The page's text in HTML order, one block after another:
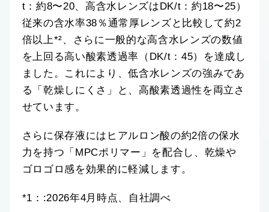
t：約8〜20、高含水レンズはDK/t：約18〜25）
従来の含水率38％通常厚レンズと比較して約2
倍以上*²、さらに一般的な高含水レンズの数値
を上回る高い酸素透過率（DK/t：45）を達成し
ました。これにより、低含水レンズの強みであ
る「乾燥しにくさ」と、高酸素透過性を両立さ
せています。
さらに保存液にはヒアルロン酸の約2倍の保水
力を持つ「MPCポリマー」を配合し、乾燥や
ゴロゴロ感を効果的に軽減します。
*1：:2026年4月時点、自社調べ